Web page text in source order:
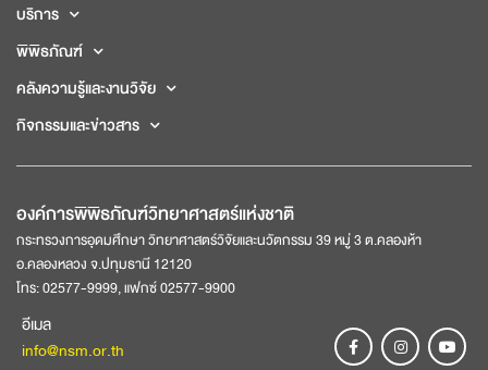
บริการ
พิพิธภัณฑ์
คลังความรู้และงานวิจัย
กิจกรรมและข่าวสาร
องค์การพิพิธภัณฑ์วิทยาศาสตร์แห่งชาติ
กระทรวงการอุดมศึกษา วิทยาศาสตร์วิจัยและนวัตกรรม 39 หมู่ 3 ต.คลองห้า
อ.คลองหลวง จ.ปทุมธานี 12120
โทร: 02577-9999, แฟกซ์ 02577-9900
อีเมล
info@nsm.or.th